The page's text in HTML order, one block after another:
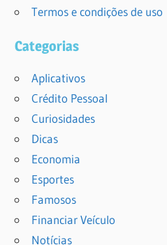
Termos e condições de uso
Categorias
Aplicativos
Crédito Pessoal
Curiosidades
Dicas
Economia
Esportes
Famosos
Financiar Veículo
Notícias